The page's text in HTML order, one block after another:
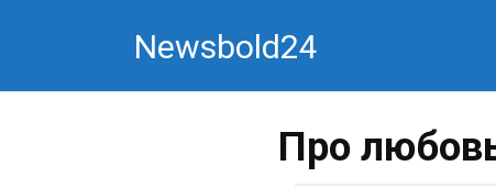
Newsbold24
Про